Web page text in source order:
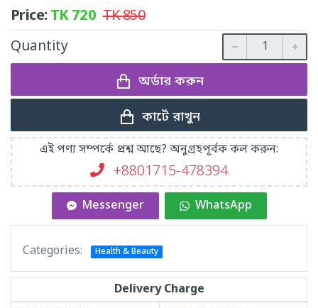
Price:TK720 TK850
Quantity
অর্ডার করুন
কার্টে রাখুন
এই পণ্য সম্পর্কে প্রশ্ন আছে? অনুগ্রহপূর্বক কল করুন:
+8801715-478394
Messenger WhatsApp
Categories: Health & Beauty
Delivery Charge